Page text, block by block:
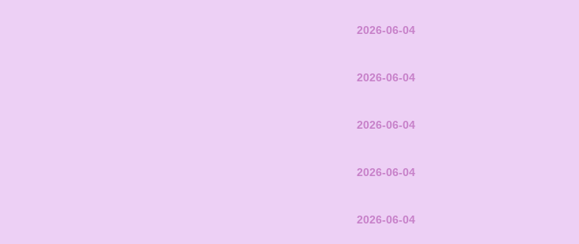
2026-06-04
2026-06-04
2026-06-04
2026-06-04
2026-06-04